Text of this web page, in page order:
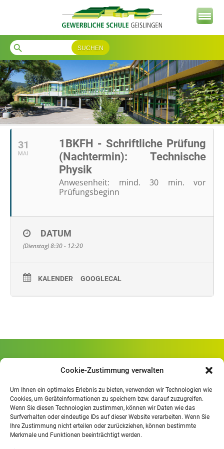
Cookie-Zustimmung verwalten
Um Ihnen ein optimales Erlebnis zu bieten, verwenden wir Technologien wie
Cookies, um Geräteinformationen zu speichern bzw. darauf zuzugreifen.
Wenn Sie diesen Technologien zustimmen, können wir Daten wie das
Surfverhalten oder eindeutige IDs auf dieser Website verarbeiten. Wenn Sie
Ihre Zustimmung nicht erteilen oder zurückziehen, können bestimmte
Merkmale und Funktionen beeinträchtigt werden.
search
31
MAI
1BKFH - Schriftliche Prüfung
(Nachtermin): Technische
Physik
Anwesenheit: mind. 30 min. vor
Prüfungsbeginn
DATUM
(Dienstag) 8:30 - 12:20
KALENDER GOOGLECAL
Rheinlandstraße 80
Öffnungszeiten
Mo. - Fr.
07.30 - 13.00 Uhr
Mo. - Do.
13:30 - 15.30 Uhr